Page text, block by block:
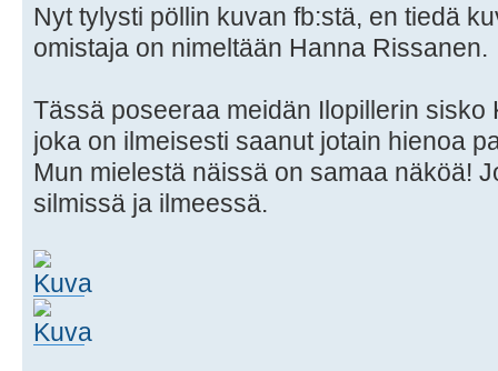
Nyt tylysti pöllin kuvan fb:stä, en tiedä
omistaja on nimeltään Hanna Rissanen.
Tässä poseeraa meidän Ilopillerin sisko
joka on ilmeisesti saanut jotain hienoa
Mun mielestä näissä on samaa näköä!
silmissä ja ilmeessä.